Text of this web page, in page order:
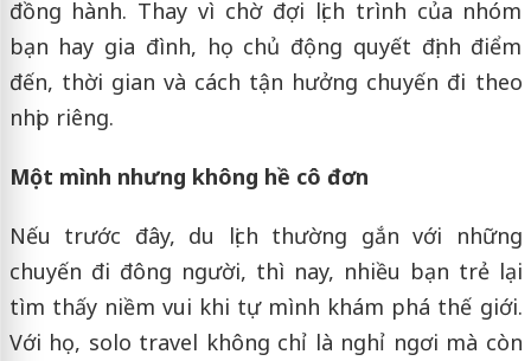
đồng hành. Thay vì chờ đợi lịch trình của nhóm
bạn hay gia đình, họ chủ động quyết định điểm
đến, thời gian và cách tận hưởng chuyến đi theo
nhịp riêng.
Một mình nhưng không hề cô đơn
Nếu trước đây, du lịch thường gắn với những
chuyến đi đông người, thì nay, nhiều bạn trẻ lại
tìm thấy niềm vui khi tự mình khám phá thế giới.
Với họ, solo travel không chỉ là nghỉ ngơi mà còn